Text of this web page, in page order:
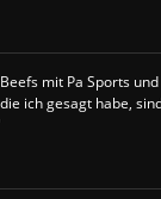
mit Pa Sports
ich gesagt habe,